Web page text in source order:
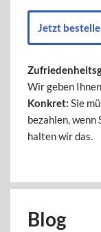
Jetzt
Wir geben
Konkret: Sie
bezahlen, wenn
halten wir das.
Blog